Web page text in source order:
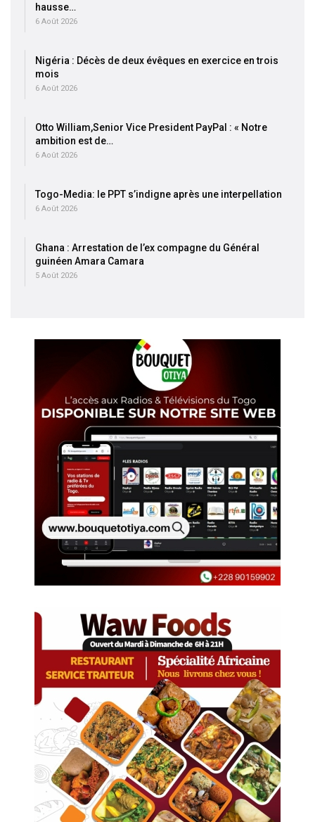
hausse…
6 Août 2026
Nigéria : Décès de deux évêques en exercice en trois
mois
6 Août 2026
Otto William,Senior Vice President PayPal : « Notre
ambition est de…
6 Août 2026
Togo-Media: le PPT s’indigne après une interpellation
6 Août 2026
Ghana : Arrestation de l’ex compagne du Général
guinéen Amara Camara
5 Août 2026